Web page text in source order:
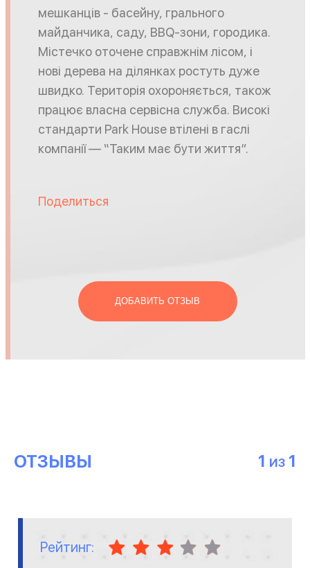
мешканців - басейну, грального
майданчика, саду, BBQ-зони, городика.
Містечко оточене справжнім лісом, і
нові дерева на ділянках ростуть дуже
швидко. Територія охороняється, також
працює власна сервісна служба. Високі
стандарти Park House втілені в гаслі
компанії — “Таким має бути життя”.
Поделиться
ДОБАВИТЬ ОТЗЫВ
ОТЗЫВЫ 1 ИЗ 1
Рейтинг: